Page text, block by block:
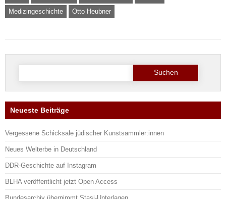
Medizingeschichte
Otto Heubner
Suche
Neueste Beiträge
Vergessene Schicksale jüdischer Kunstsammler:innen
Neues Welterbe in Deutschland
DDR-Geschichte auf Instagram
BLHA veröffentlicht jetzt Open Access